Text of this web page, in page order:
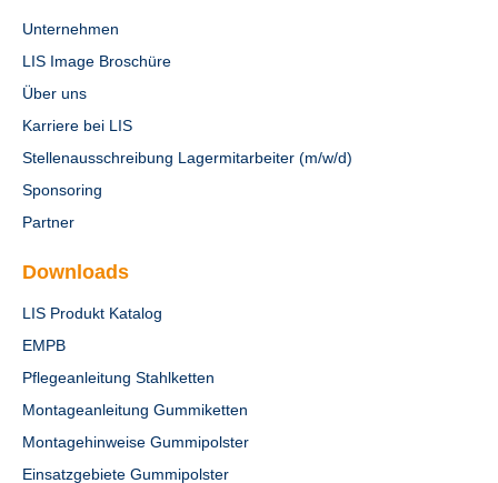
Unternehmen
LIS Image Broschüre
Über uns
Karriere bei LIS
Stellenausschreibung Lagermitarbeiter (m/w/d)
Sponsoring
Partner
Downloads
LIS Produkt Katalog
EMPB
Pflegeanleitung Stahlketten
Montageanleitung Gummiketten
Montagehinweise Gummipolster
Einsatzgebiete Gummipolster